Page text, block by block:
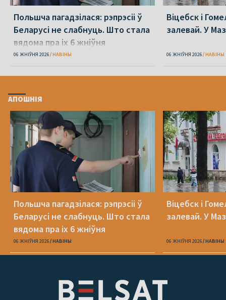
Польшча пагадзілася: рэпрэсіі ў
Беларусі не слабнуць. Што стала
вядома пра іх 6 жніўня
06 ЖНІЎНЯ 2026 НАВІНЫ
Віцебск і
залевай. У
06 ЖНІЎНЯ 2026 НАВІНЫ
АПОШНІЯ
Польшча пагадзілася: рэпрэсіі ў
Беларусі не слабнуць. Што стала
вядома пра іх 6 жніўня
06 ЖНІЎНЯ 2026 НАВІНЫ
Віцебск і
залевай. У
06 ЖНІЎНЯ 2026 НАВІНЫ